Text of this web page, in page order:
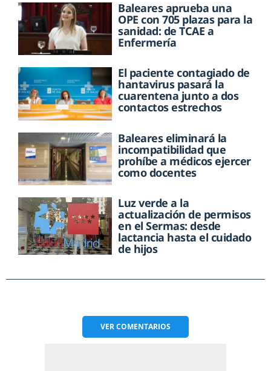
Baleares aprueba una
OPE con 705 plazas para la
sanidad: de TCAE a
Enfermería
El paciente contagiado de
hantavirus pasará la
cuarentena junto a dos
contactos estrechos
Baleares eliminará la
incompatibilidad que
prohíbe a médicos ejercer
como docentes
Luz verde a la
actualización de permisos
en el Sermas: desde
lactancia hasta el cuidado
de hijos
VERCOMENTARIOS